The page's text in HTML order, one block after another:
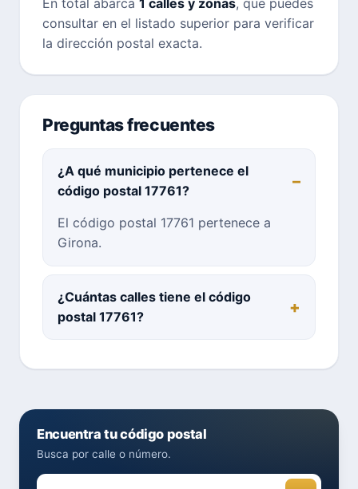
consultar en el listado superior para verificar
la dirección postal exacta.
Preguntas frecuentes
¿A qué municipio pertenece el
código postal 17761?
El código postal 17761 pertenece a
Girona.
¿Cuántas calles tiene el código
postal 17761?
Encuentra tu código postal
Busca por calle o número.